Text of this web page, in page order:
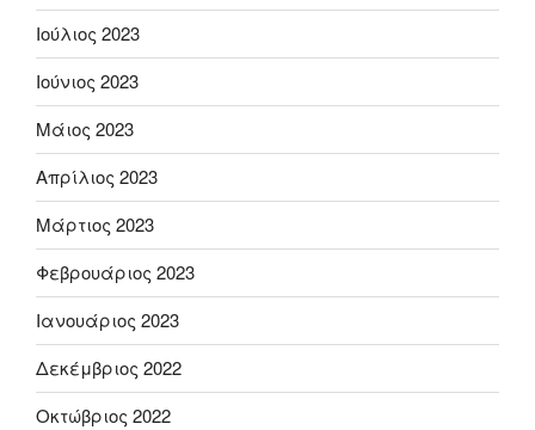
Ιούλιος 2023
Ιούνιος 2023
Μάιος 2023
Απρίλιος 2023
Μάρτιος 2023
Φεβρουάριος 2023
Ιανουάριος 2023
Δεκέμβριος 2022
Οκτώβριος 2022